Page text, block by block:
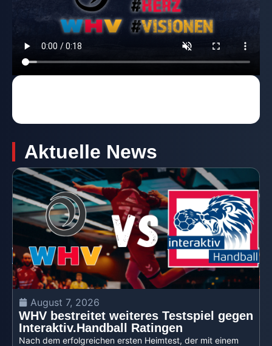
Aktuelle News
August 7, 2026
WHV bestreitet weiteres Testspiel gegen
Interaktiv.Handball Ratingen
Nach dem erfolgreichen ersten Heimtest, der mit einem